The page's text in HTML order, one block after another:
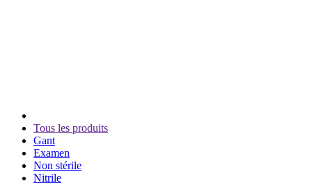
Tous les produits
Gant
Examen
Non stérile
Nitrile